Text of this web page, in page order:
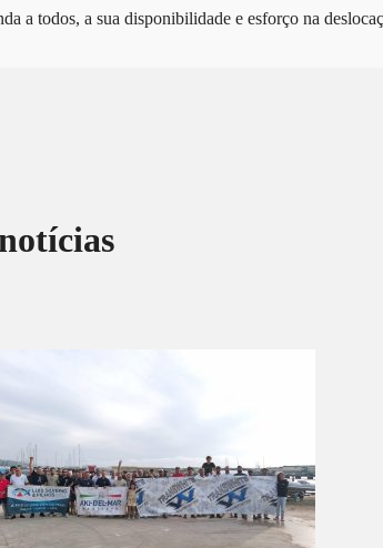
a todos, a sua disponibilidade e esforço na